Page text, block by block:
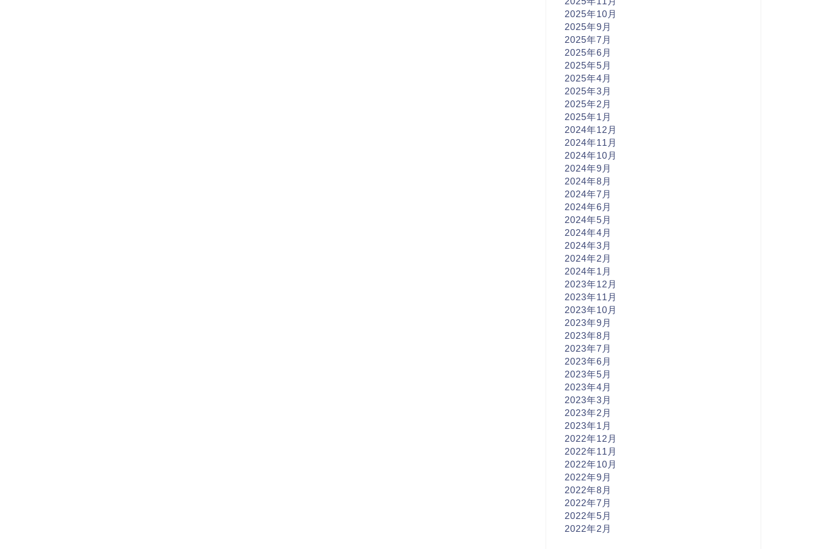
2025年10月
2025年9月
2025年7月
2025年6月
2025年5月
2025年4月
2025年3月
2025年2月
2025年1月
2024年12月
2024年11月
2024年10月
2024年9月
2024年8月
2024年7月
2024年6月
2024年5月
2024年4月
2024年3月
2024年2月
2024年1月
2023年12月
2023年11月
2023年10月
2023年9月
2023年8月
2023年7月
2023年6月
2023年5月
2023年4月
2023年3月
2023年2月
2023年1月
2022年12月
2022年11月
2022年10月
2022年9月
2022年8月
2022年7月
2022年5月
2022年2月